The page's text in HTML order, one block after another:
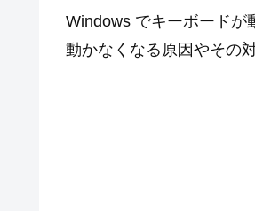
Windows でキーボードが
動かなくなる原因やその